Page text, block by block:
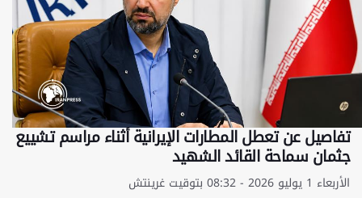
تفاصيل عن تعطل المطارات الإيرانية أثناء مراسم تشييع
جثمان سماحة القائد الشهيد
الأربعاء 1 يوليو 2026 - 08:32 بتوقيت غرينتش